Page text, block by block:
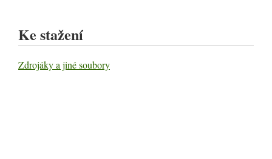
Ke stažení
Zdrojáky a jiné soubory